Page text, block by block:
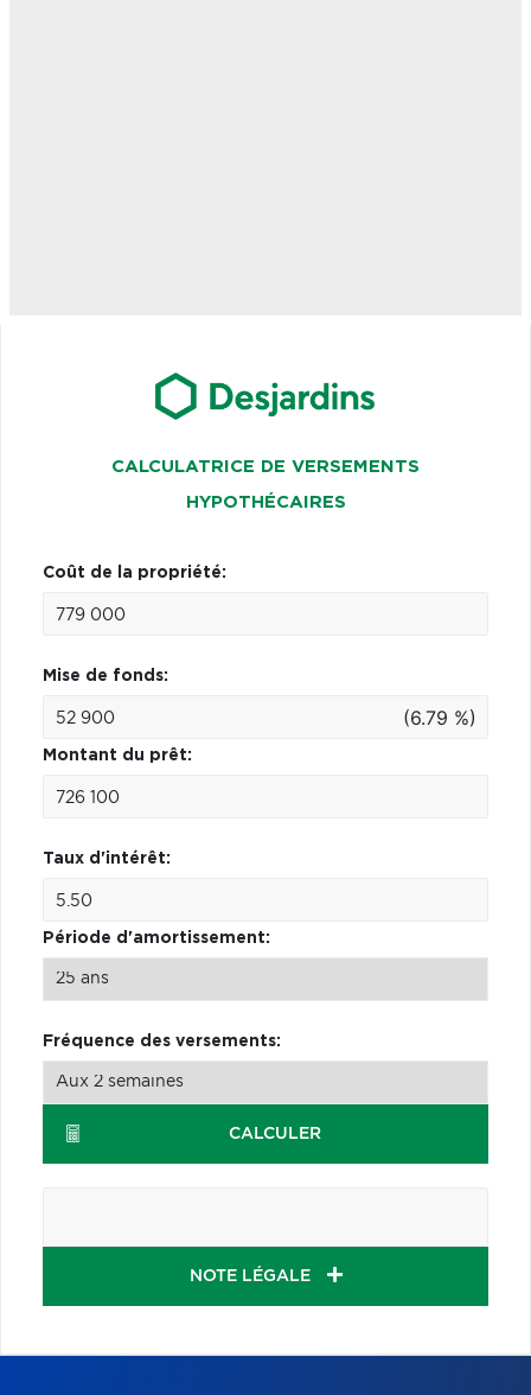
CALCULATRICE DE VERSEMENTS
HYPOTHÉCAIRES
Coût de la propriété:
Mise de fonds:
(6.79 %)
Montant du prêt:
Taux d'intérêt:
Période d'amortissement:
Fréquence des versements:
CALCULER
NOTE LÉGALE